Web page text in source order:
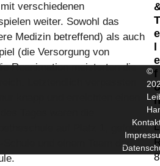
verschiedenen
weiter. Sowohl das
Medizin betreffend) als auch
(die Versorgung von
Reanimation meisterten die
auf Platz 1, gefolgt
Schule und einem Team der
e
e
f
8
©